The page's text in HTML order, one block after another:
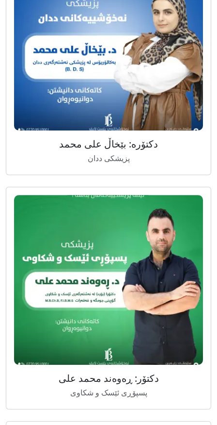
دکتۆرە: بێخاڵ علی محمد
پزیشکی ددان
دکتۆر: ڕەوەند محمد علی
پسپۆڕی ئێسک و شکاوی